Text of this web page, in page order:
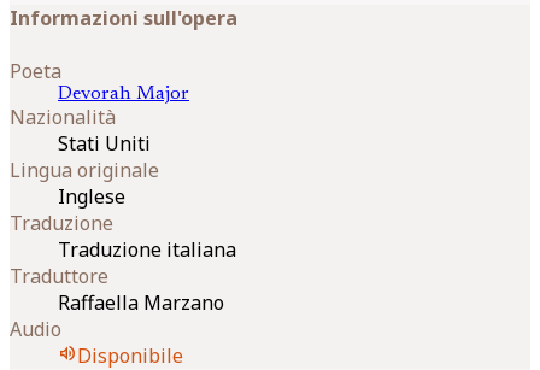
Informazioni sull'opera
Poeta
Devorah Major
Nazionalità
Stati Uniti
Lingua originale
Inglese
Traduzione
Traduzione italiana
Traduttore
Raffaella Marzano
Audio
volume_upDisponibile